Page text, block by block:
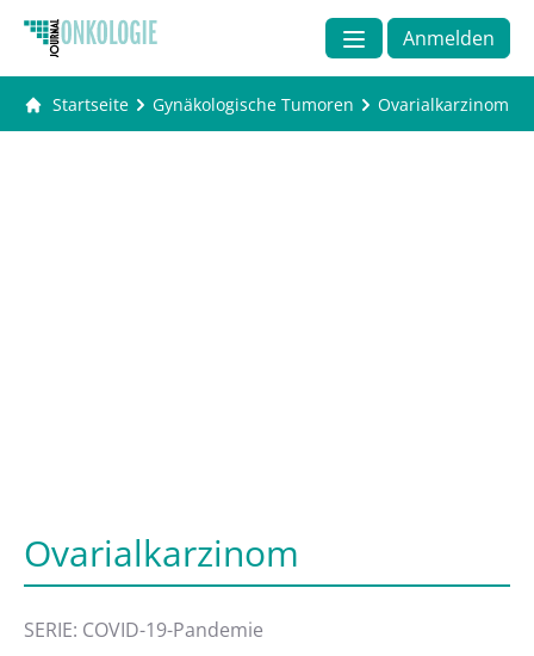
Anmelden
Startseite Gynäkologische Tumoren Ovarialkarzinom
Ovarialkarzinom
SERIE: COVID-19-Pandemie